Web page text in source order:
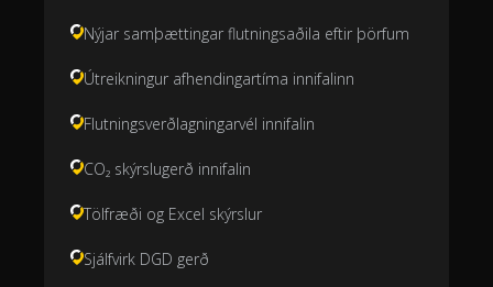
Nýjar samþættingar flutningsaðila eftir þörfum
Útreikningur afhendingartíma innifalinn
Flutningsverðlagningarvél innifalin
CO₂ skýrslugerð innifalin
Tölfræði og Excel skýrslur
Sjálfvirk DGD gerð